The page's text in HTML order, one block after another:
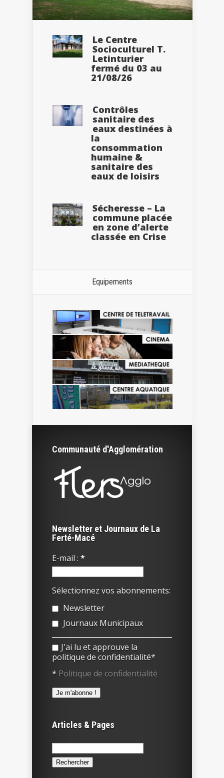
Le Centre
Socioculturel T.
Letinturier
fermé du 03 au
21/08/26
Contrôles
sanitaire des
eaux destinées à
la
consommation
humaine &
sanitaire des
eaux de loisirs
Sécheresse – La
commune placée
en zone d’alerte
classée en Crise
Equipements
Communauté d'Agglomération
Newsletter et Journaux de La
Ferté-Macé
E-mail : *
Sélectionnez vos abonnements:
Newsletter
Journaux Municipaux
J'ai lu et approuve la
politique de confidentialité*
* Politique de confidentialité
Articles & Pages
Rechercher :